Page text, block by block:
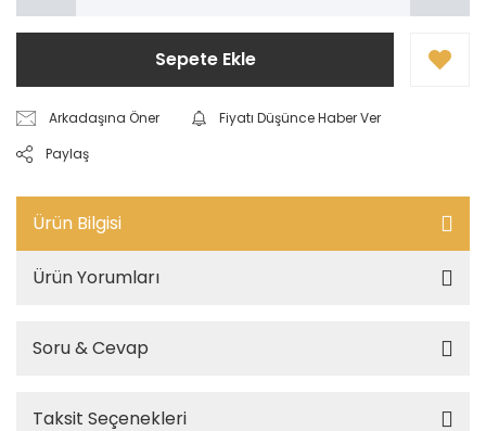
Sepete Ekle
Arkadaşına Öner
Fiyatı Düşünce Haber Ver
Paylaş
Ürün Bilgisi
Ürün Yorumları
Soru & Cevap
Taksit Seçenekleri